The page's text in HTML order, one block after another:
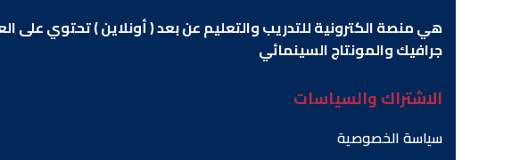
هي منصة الكترونية للتدريب والتعليم عن بعد ( أونلاين ) تحتوي على
جرافيك والمونتاج السينمائي
الاشتراك والسياسات
سياسة الخصوصية